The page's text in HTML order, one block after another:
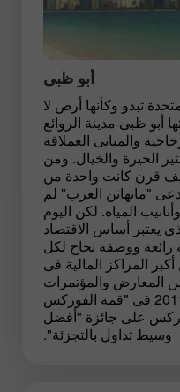
أبو ظبى
تبدو وكأنها أرض لا
أبو ظبى مدينة الروائع
والمبانى العملاقة
الحيرة والخيال. ومن
قرن كانت واحدة من
"مانهاتن العرب" لم
المياه. لكن اليوم
يعتبر أساس الاقتصاد
رائعة ووصفة نجاح لكل
المراكز المالية فى
من المعارض والمؤتمرات
المالية. فى عام 2011 فى "قمة الفوركس
على جائزة "أفضل
وسيط تداول بالتجزئة".